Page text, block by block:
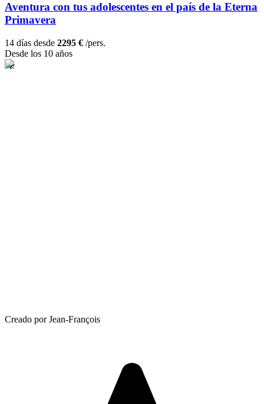
Aventura con tus adolescentes en el país de la Eterna
Primavera
14 días desde 2295 € /pers.
Desde los 10 años
Creado por Jean-François